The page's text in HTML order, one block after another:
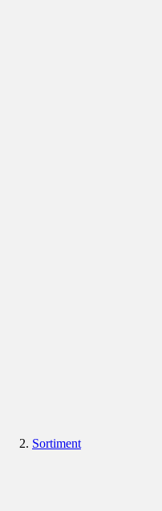
Sortiment